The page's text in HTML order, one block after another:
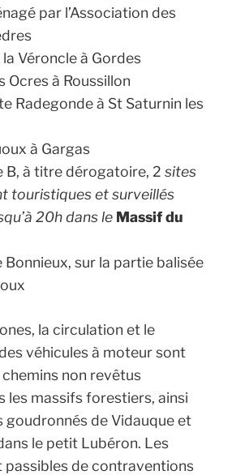
par l’Association des
Véroncle à Gordes
Ocres à Roussillon
Radegonde à St Saturnin les
à Gargas
B, à titre dérogatoire, 2 sites
touristiques et surveillés
20h dans le Massif du
Bonnieux, sur la partie balisée
la circulation et le
véhicules à moteur sont
non revêtus
les massifs forestiers, ainsi
goudronnés de Vidauque et
le petit Lubéron. Les
de contraventions